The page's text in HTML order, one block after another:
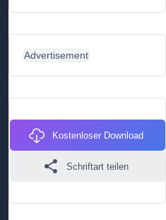
Advertisement
Kostenloser Download
Schriftart teilen